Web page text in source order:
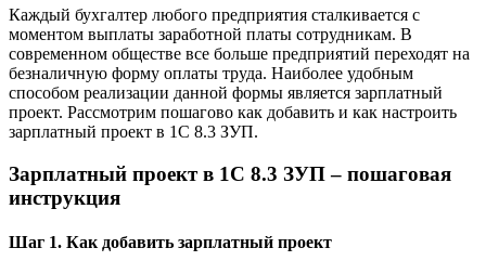
Каждый бухгалтер любого предприятия сталкивается с
моментом выплаты заработной платы сотрудникам. В
современном обществе все больше предприятий переходят на
безналичную форму оплаты труда. Наиболее удобным
способом реализации данной формы является зарплатный
проект. Рассмотрим пошагово как добавить и как настроить
зарплатный проект в 1С 8.3 ЗУП.
Зарплатный проект в 1С 8.3 ЗУП – пошаговая
инструкция
Шаг 1. Как добавить зарплатный проект